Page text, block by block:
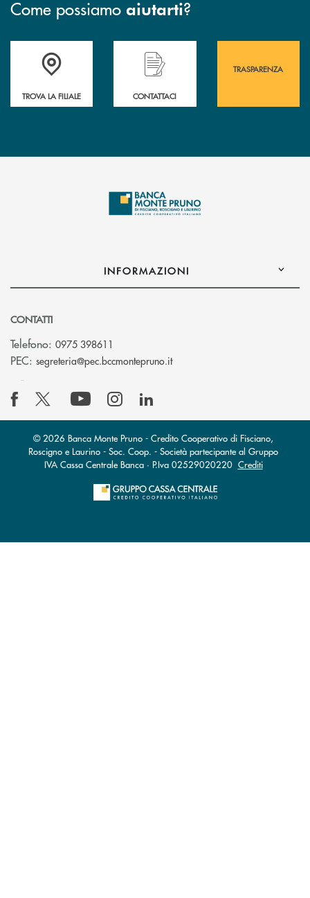
Come possiamo aiutarti?
Accedi all' elenco completo&nbsp; delle&nbsp; filiali&nbsp; di Banca
TROVA LA FILIALE
Hai bisogno di assistenza immediata?
CONTATTACI
TRASPARENZA
INFORMAZIONI
CONTATTI
Telefono: 0975 398611
PEC: segreteria@pec.bccmontepruno.it(si apre l’app di posta
© 2026 Banca Monte Pruno - Credito Cooperativo di Fisciano,
Roscigno e Laurino - Soc. Coop. - Società partecipante al Gruppo
IVA Cassa Centrale Banca · P.Iva 02529020220 Crediti